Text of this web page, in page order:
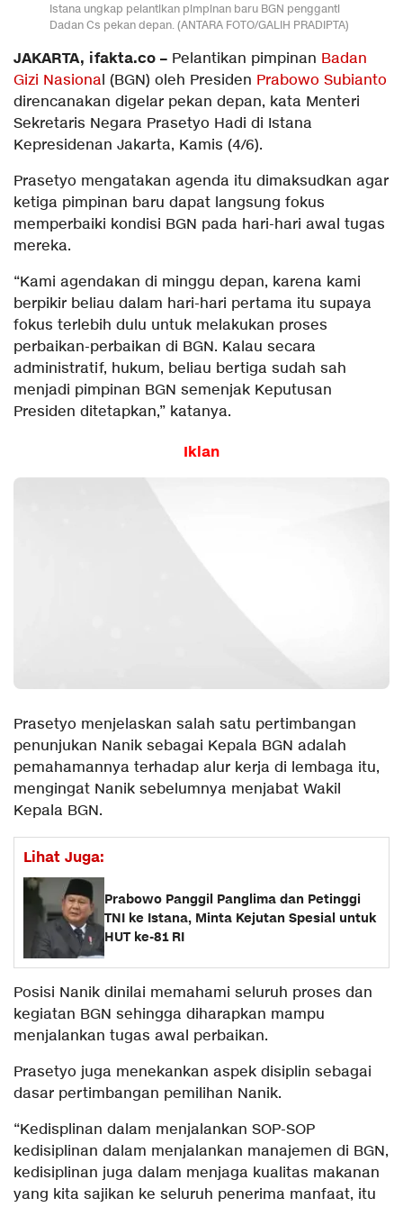
Istana ungkap pelantikan pimpinan baru BGN pengganti
Dadan Cs pekan depan. (ANTARA FOTO/GALIH PRADIPTA)
JAKARTA, ifakta.co – Pelantikan pimpinan Badan
Gizi Nasional (BGN) oleh Presiden Prabowo Subianto
direncanakan digelar pekan depan, kata Menteri
Sekretaris Negara Prasetyo Hadi di Istana
Kepresidenan Jakarta, Kamis (4/6).
Prasetyo mengatakan agenda itu dimaksudkan agar
ketiga pimpinan baru dapat langsung fokus
memperbaiki kondisi BGN pada hari-hari awal tugas
mereka.
“Kami agendakan di minggu depan, karena kami
berpikir beliau dalam hari-hari pertama itu supaya
fokus terlebih dulu untuk melakukan proses
perbaikan-perbaikan di BGN. Kalau secara
administratif, hukum, beliau bertiga sudah sah
menjadi pimpinan BGN semenjak Keputusan
Presiden ditetapkan,” katanya.
Iklan
Prasetyo menjelaskan salah satu pertimbangan
penunjukan Nanik sebagai Kepala BGN adalah
pemahamannya terhadap alur kerja di lembaga itu,
mengingat Nanik sebelumnya menjabat Wakil
Kepala BGN.
Lihat Juga:
Prabowo Panggil Panglima dan Petinggi
TNI ke Istana, Minta Kejutan Spesial untuk
HUT ke-81 RI
Posisi Nanik dinilai memahami seluruh proses dan
kegiatan BGN sehingga diharapkan mampu
menjalankan tugas awal perbaikan.
Prasetyo juga menekankan aspek disiplin sebagai
dasar pertimbangan pemilihan Nanik.
“Kedisplinan dalam menjalankan SOP-SOP
kedisiplinan dalam menjalankan manajemen di BGN,
kedisiplinan juga dalam menjaga kualitas makanan
yang kita sajikan ke seluruh penerima manfaat, itu